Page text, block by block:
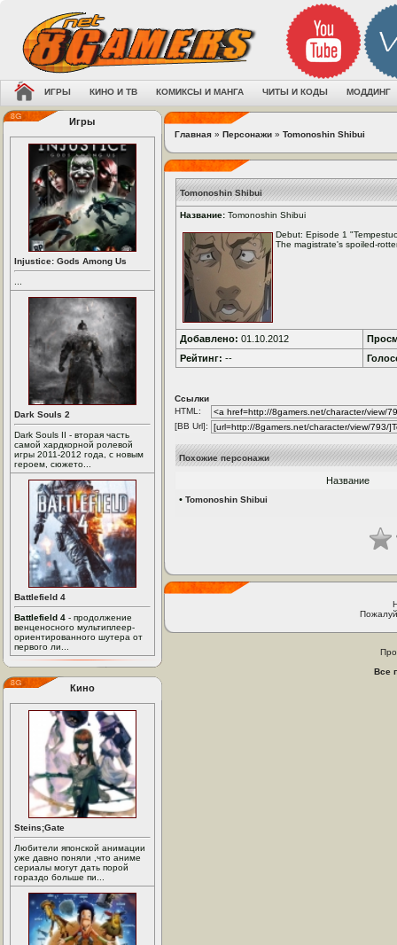
ИГРЫ КИНО И ТВ КОМИКСЫ И МАНГА ЧИТЫ И КОДЫ МОДДИНГ
Игры
Injustice: Gods Among Us
Dark Souls 2
Dark Souls II - вторая часть
самой хардкорной ролевой
игры 2011-2012 года, с новым
героем, сюжето...
Battlefield 4
Battlefield 4 - продолжение
венценосного мультиплеер-
ориентированного шутера от
первого ли...
Кино
Steins;Gate
Любители японской анимации
уже давно поняли ,что аниме
сериалы могут дать порой
гораздо больше пи...
Главная » Персонажи » Tomonoshin Shibui
Tomonoshin Shibui
Название: Tomonoshin Shibui
Debut: Episode 1
The magistrate's spoiled-
Добавлено: 01.10.2012
Рейтинг: --
Ссылки
HTML:
[BB Url]:
Похожие персонажи
Название
• Tomonoshin Shibui
Все